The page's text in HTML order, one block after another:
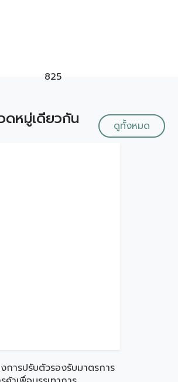
825
ดหมู่เดียวกัน ดูทั้งหมด
การปรับตัวรองรับมาตรการ